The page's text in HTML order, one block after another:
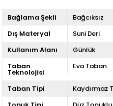
Bağlama Şekli
Bağcıksız
Dış Materyal
Suni Deri
Kullanım Alanı
Günlük
Taban
Teknolojisi
Eva Taban
Taban Tipi
Kaydırmaz